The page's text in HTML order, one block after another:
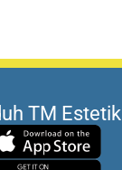
TM Estetik